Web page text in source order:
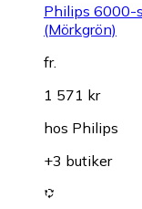
Philips 6000-
(Mörkgrön)
fr.
1 571 kr
hos Philips
+3 butiker